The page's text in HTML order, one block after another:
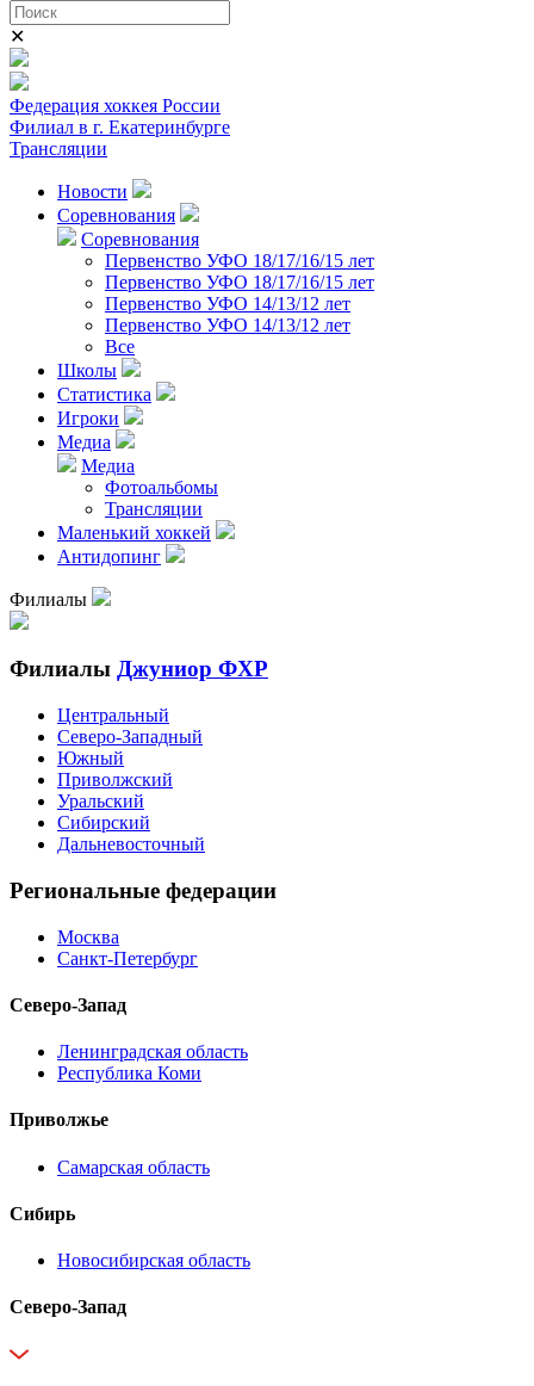
✕
Федерация хоккея России
Филиал в г. Екатеринбурге
Трансляции
Новости
Соревнования
Соревнования
Первенство УФО 18/17/16/15 лет
Первенство УФО 18/17/16/15 лет
Первенство УФО 14/13/12 лет
Первенство УФО 14/13/12 лет
Все
Школы
Статистика
Игроки
Медиа
Медиа
Фотоальбомы
Трансляции
Маленький хоккей
Антидопинг
Филиалы
Филиалы Джуниор ФХР
Центральный
Северо-Западный
Южный
Приволжский
Уральский
Сибирский
Дальневосточный
Региональные федерации
Москва
Санкт-Петербург
Северо-Запад
Ленинградская область
Республика Коми
Приволжье
Самарская область
Сибирь
Новосибирская область
Северо-Запад